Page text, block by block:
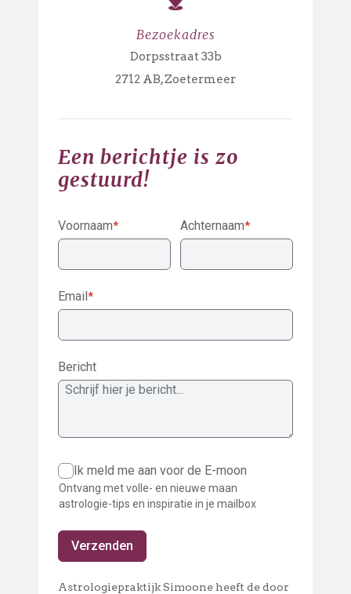
Bezoekadres
Dorpsstraat 33b
2712 AB, Zoetermeer
Een berichtje is zo
gestuurd!
Voornaam* Achternaam*
Email*
Bericht
Ik meld me aan voor de E-moon
Ontvang met volle- en nieuwe maan
astrologie-tips en inspiratie in je mailbox
Verzenden
Astrologiepraktijk Simoone heeft de door